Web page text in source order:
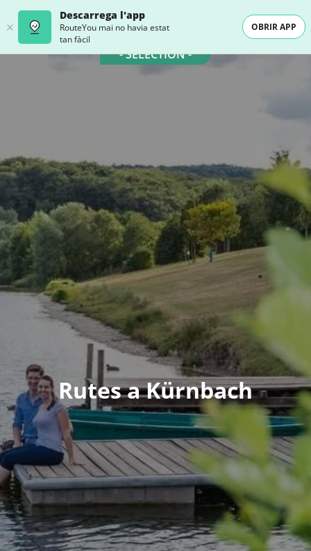
Descarrega l'app
RouteYou mai no havia estat
tan fàcil
OBRIR APP
- SELECTION -
Rutes a Kürnbach